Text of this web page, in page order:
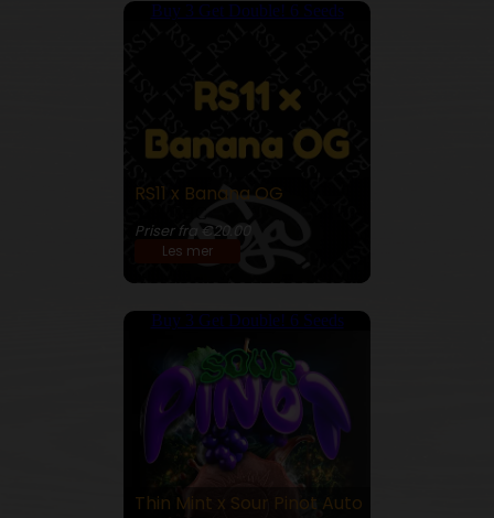
Buy 3 Get Double! 6 Seeds
RS11 x Banana OG
Priser fra €20.00
Les mer
Buy 3 Get Double! 6 Seeds
Thin Mint x Sour Pinot Auto